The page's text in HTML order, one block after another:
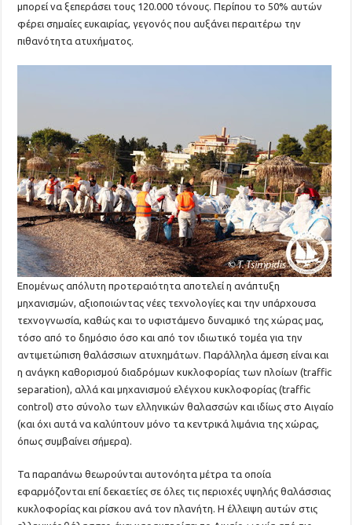
μπορεί να ξεπεράσει τους 120.000 τόνους. Περίπου το 50% αυτών
φέρει σημαίες ευκαιρίας, γεγονός που αυξάνει περαιτέρω την
πιθανότητα ατυχήματος.
Επομένως απόλυτη προτεραιότητα αποτελεί η ανάπτυξη
μηχανισμών, αξιοποιώντας νέες τεχνολογίες και την υπάρχουσα
τεχνογνωσία, καθώς και το υφιστάμενο δυναμικό της χώρας μας,
τόσο από το δημόσιο όσο και από τον ιδιωτικό τομέα για την
αντιμετώπιση θαλάσσιων ατυχημάτων. Παράλληλα άμεση είναι και
η ανάγκη καθορισμού διαδρόμων κυκλοφορίας των πλοίων (traffic
separation), αλλά και μηχανισμού ελέγχου κυκλοφορίας (traffic
control) στο σύνολο των ελληνικών θαλασσών και ιδίως στο Αιγαίο
(και όχι αυτά να καλύπτουν μόνο τα κεντρικά λιμάνια της χώρας,
όπως συμβαίνει σήμερα).
Τα παραπάνω θεωρούνται αυτονόητα μέτρα τα οποία
εφαρμόζονται επί δεκαετίες σε όλες τις περιοχές υψηλής θαλάσσιας
κυκλοφορίας και ρίσκου ανά τον πλανήτη. Η έλλειψη αυτών στις